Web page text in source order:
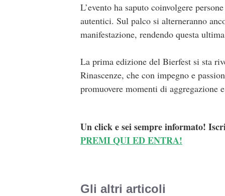
L’evento ha saputo coinvolgere
autentici. Sul palco si alterneranno
manifestazione, rendendo questa
La prima edizione del Bierfest si sta
Rinascenze, che con impegno e
promuovere momenti di aggregazione
Un click e sei sempre informato!
PREMI QUI ED ENTRA!
Gli altri articoli